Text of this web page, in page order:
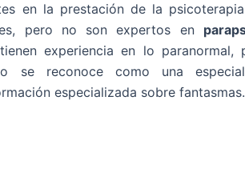
en la prestación de la
pero no son expertos en
experiencia en lo paranormal,
se reconoce como una
especializada sobre fantasmas.